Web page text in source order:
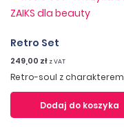
Retro Set
249,00 zł z VAT
Retro-soul z charakterem
Dodaj do koszyka